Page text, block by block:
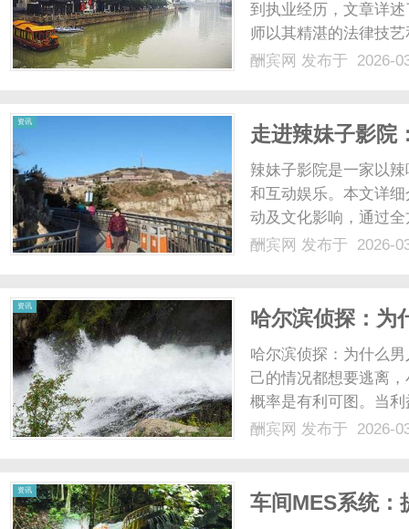
到执业经历，文章详
师以其精湛的法律技
于维护司法公正和当
酬宾网 发布于 2026-
资讯
走进辣妹子影院
辣妹子影院是一家以
和互动娱乐。本文详
动及文化影响，通过
力。...
酬宾网 发布于 2026-
资讯
哈尔滨侦探：为
哈尔滨侦探：为什么
己的情况都想要逃离
概率是有利可图。当
能付出一定的代价，
酬宾网 发布于 2026-
资讯
车间MES系统：